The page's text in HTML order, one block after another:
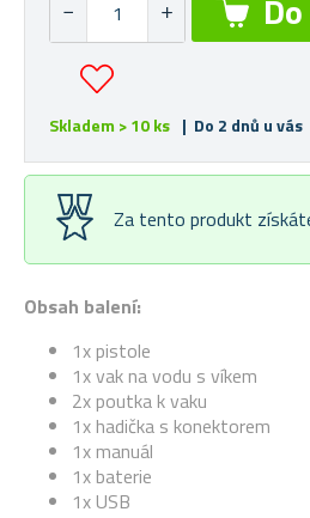
Obsah balení:
1x pistole
1x vak na vodu s víkem
2x poutka k vaku
1x hadička s konektorem
1x manuál
1x baterie
1x USB
Skladem > 10 ks | Do 2 dnů u vás
Za tento produkt